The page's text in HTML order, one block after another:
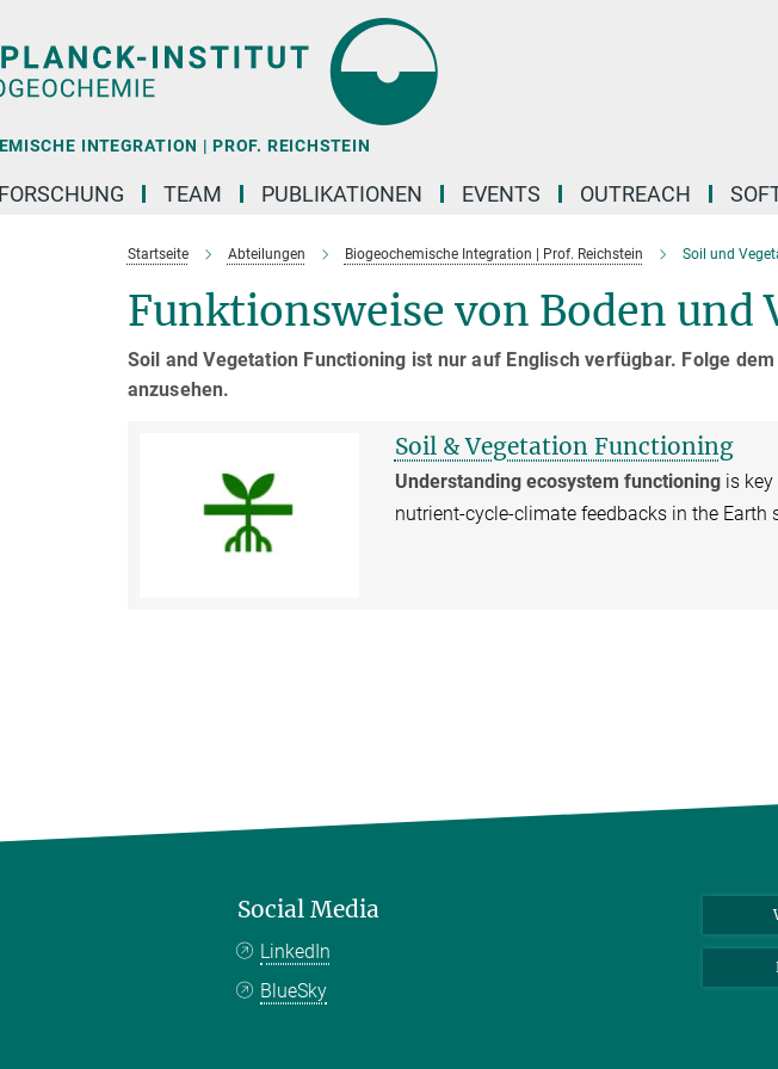
INTEGRATION | PROF. REICHSTEIN
FORSCHUNG TEAM PUBLIKATIONEN EVENTS OUTREACH
Startseite Abteilungen Biogeochemische Integration | Prof. Reichstein Soil und
Funktionsweise von Boden und
Soil and Vegetation Functioning ist nur auf Englisch verfügbar. Folge
anzusehen.
Soil & Vegetation Functioning
Understanding ecosystem functioningis key
nutrient-cycle-climate feedbacks in the Earth
Social Media
LinkedIn
BlueSky